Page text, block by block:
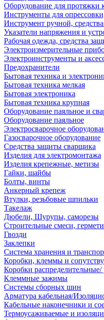
Оборудование для протяжки
Инструменты для
Инструмент ручной,
Указатели напряжения и
Рабочая одежда, средства
Электроизмерительные
Электроинструменты и
Предохранители
Бытовая техника и
Бытовая техника мелкая
Бытовая электроника
Бытовая техника крупная
Оборудование паяльное и
Оборудование паяльное
Электросварочное
Газосварочное оборудование
Средства защиты сварщика
Изделия для электромонтажа
Изделия крепежные, метизы
Гайки, шайбы
Болты, винты
Анкерный крепеж
Втулки, резьбовые шпильки
Такелаж
Дюбели, Шурупы, саморезы
Строительные смеси,
Гвозди
Заклепки
Система хранения и
Коробки, клеммы и
Коробки
Клеммные зажимы
Системы сборных шин
Арматура кабельная/
Кабельные наконечники и
Термоусаживаемые и